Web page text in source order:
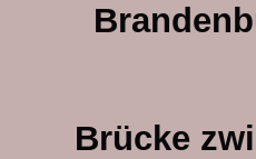
Brücke